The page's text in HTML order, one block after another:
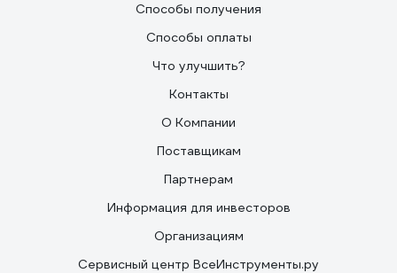
Способы получения
Способы оплаты
Что улучшить?
Контакты
О Компании
Поставщикам
Партнерам
Информация для инвесторов
Организациям
Сервисный центр ВсеИнструменты.ру